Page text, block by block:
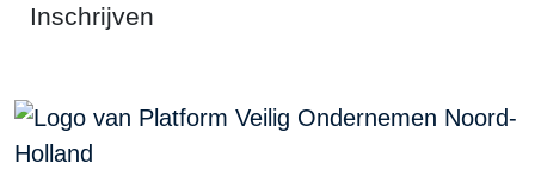
Inschrijven